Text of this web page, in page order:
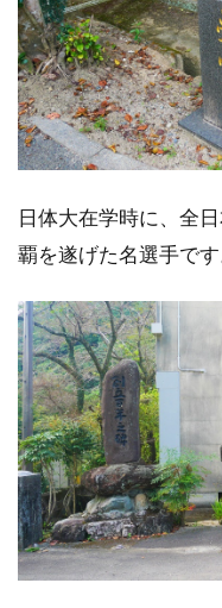
日体大在学時に、全
覇を遂げた名選手です